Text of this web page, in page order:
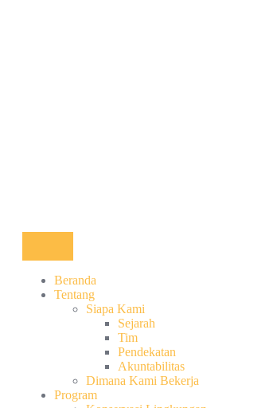
Beranda
Tentang
Siapa Kami
Sejarah
Tim
Pendekatan
Akuntabilitas
Dimana Kami Bekerja
Program